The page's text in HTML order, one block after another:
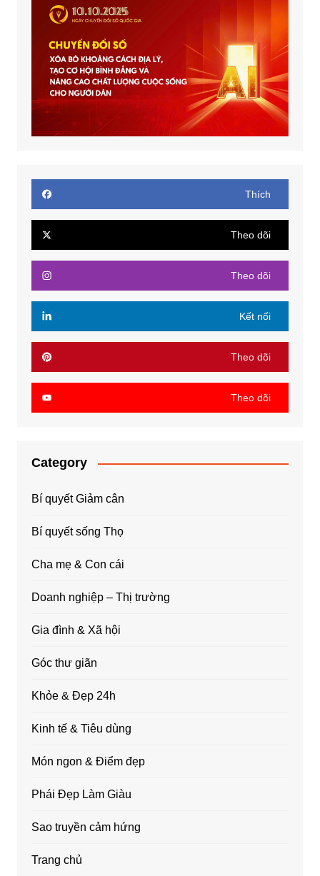
Thích
Theo dõi
Theo dõi
Kết nối
Theo dõi
Theo dõi
Category
Bí quyết Giảm cân
Bí quyết sống Thọ
Cha mẹ & Con cái
Doanh nghiệp – Thị trường
Gia đình & Xã hội
Góc thư giãn
Khỏe & Đẹp 24h
Kinh tế & Tiêu dùng
Món ngon & Điểm đẹp
Phái Đẹp Làm Giàu
Sao truyền cảm hứng
Trang chủ